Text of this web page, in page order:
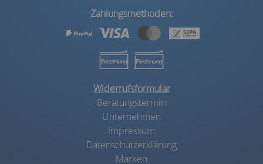
Zahlungsmethoden:
Widerrufsformular
Beratungstermin
Unternehmen
Impressum
Datenschutzerklärung
Marken